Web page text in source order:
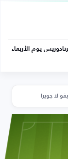
يوم الأربعاء
لا جويرا